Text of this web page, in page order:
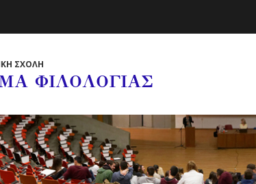
ΣΧΟΛΗ
ΦΙΛΟΛΟΓΙΑΣ